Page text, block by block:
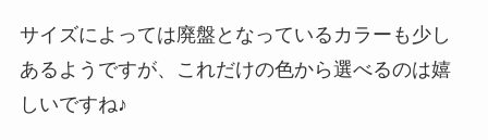
サイズによっては廃盤となっているカラーも少し
あるようですが、これだけの色から選べるのは嬉
しいですね♪